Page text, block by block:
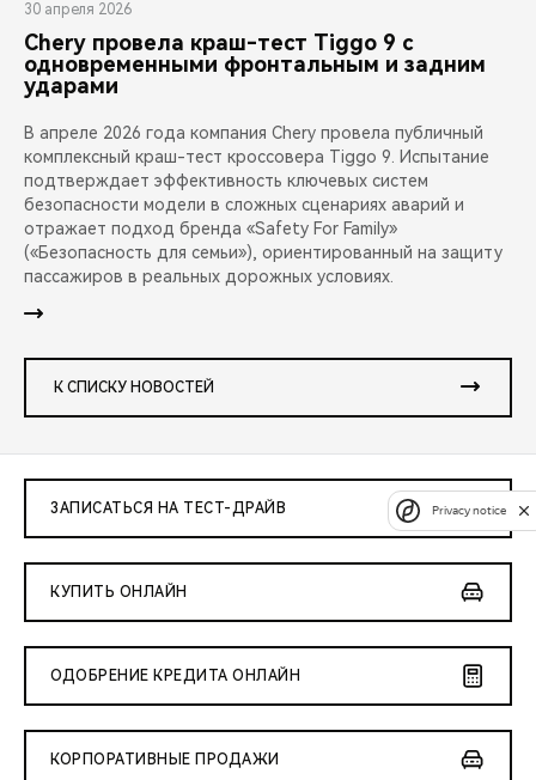
30 апреля 2026
Chery провела краш-тест Tiggo 9 с
одновременными фронтальным и задним
ударами
В апреле 2026 года компания Chery провела публичный
комплексный краш-тест кроссовера Tiggo 9. Испытание
подтверждает эффективность ключевых систем
безопасности модели в сложных сценариях аварий и
отражает подход бренда «Safety For Family»
(«Безопасность для семьи»), ориентированный на защиту
пассажиров в реальных дорожных условиях.
К СПИСКУ НОВОСТЕЙ
ЗАПИСАТЬСЯ НА ТЕСТ-ДРАЙВ
КУПИТЬ ОНЛАЙН
ОДОБРЕНИЕ КРЕДИТА ОНЛАЙН
КОРПОРАТИВНЫЕ ПРОДАЖИ
Privacy notice